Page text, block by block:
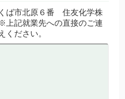
ば市北原６番 住友化学株
記就業先への直接のご連
ください。